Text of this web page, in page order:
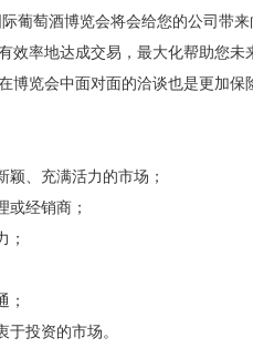
葡萄酒博览会将会给您的公司带
效率地达成交易，最大化帮助您
博览会中面对面的洽谈也是更加保
、充满活力的市场；
经销商；
投资的市场。